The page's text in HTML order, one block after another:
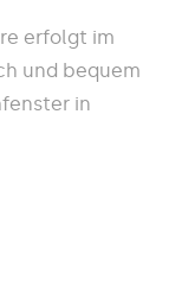
erfolgt im
und bequem
in